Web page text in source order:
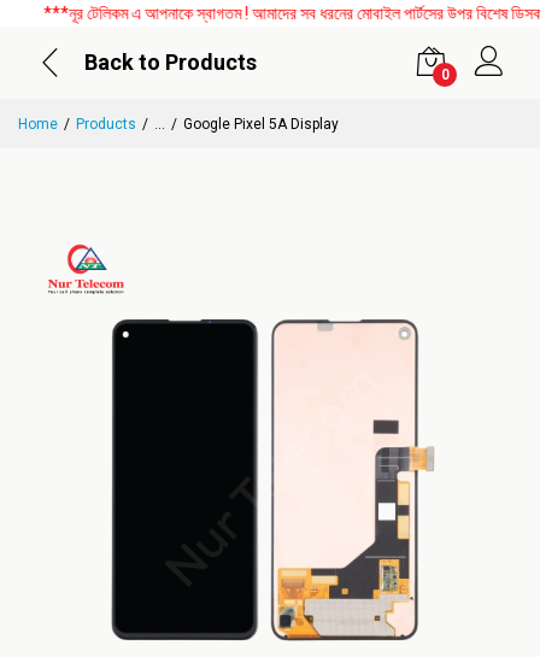
***নূর টেলিকম এ আপনাকে স্বাগতম ! আমাদের সব ধরনের মোবাইল পার্টসের উপর বিশেষ
Back to Products
0
Home Products ... Google Pixel 5A Display